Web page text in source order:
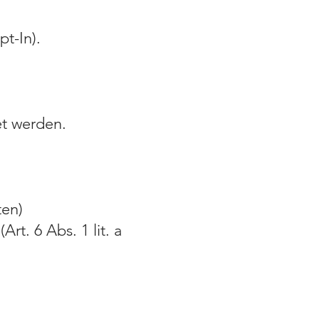
In).
werden.
6 Abs. 1 lit. a